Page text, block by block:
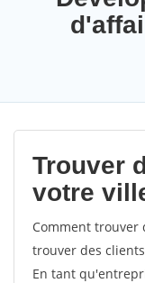
Trouver
votre
Comment trouver
trouver des
En tant